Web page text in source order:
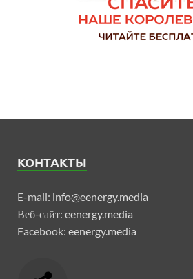
КОНТАКТЫ
E-mail: info@eenergy.media
Веб-сайт: eenergy.media
Facebook: eenergy.media